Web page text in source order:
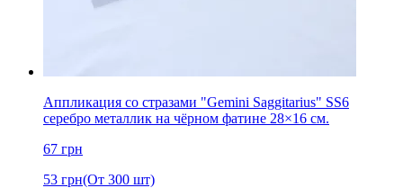
Аппликация со стразами "Gemini Saggitarius" SS6
серебро металлик на чёрном фатине 28×16 см.
67 грн
53 грн(От 300 шт)